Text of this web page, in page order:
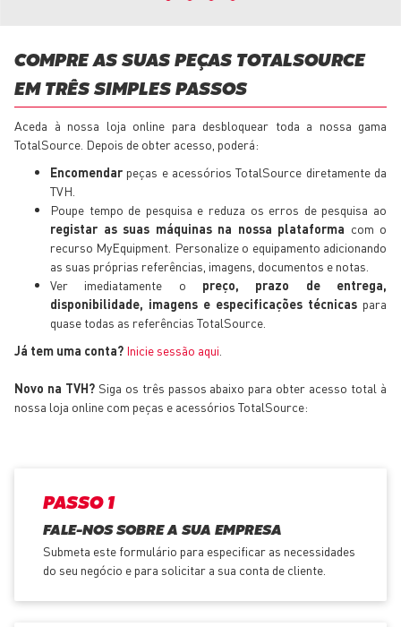
COMPRE AS SUAS PEÇAS TOTALSOURCE
EM TRÊS SIMPLES PASSOS
Aceda à nossa loja online para desbloquear toda a nossa gama
TotalSource. Depois de obter acesso, poderá:
Encomendar peças e acessórios TotalSource diretamente da
TVH.
Poupe tempo de pesquisa e reduza os erros de pesquisa ao
registar as suas máquinas na nossa plataforma com o
recurso MyEquipment. Personalize o equipamento adicionando
as suas próprias referências, imagens, documentos e notas.
Ver imediatamente o preço, prazo de entrega,
disponibilidade, imagens e especificações técnicas para
quase todas as referências TotalSource.
Já tem uma conta? Inicie sessão aqui
Novo na TVH?Siga os três passos abaixo para obter acesso total à
nossa loja online com peças e acessórios TotalSource:
PASSO 1
FALE-NOS SOBRE A SUA EMPRESA
Submeta este formulário para especificar as necessidades
do seu negócio e para solicitar a sua conta de cliente.